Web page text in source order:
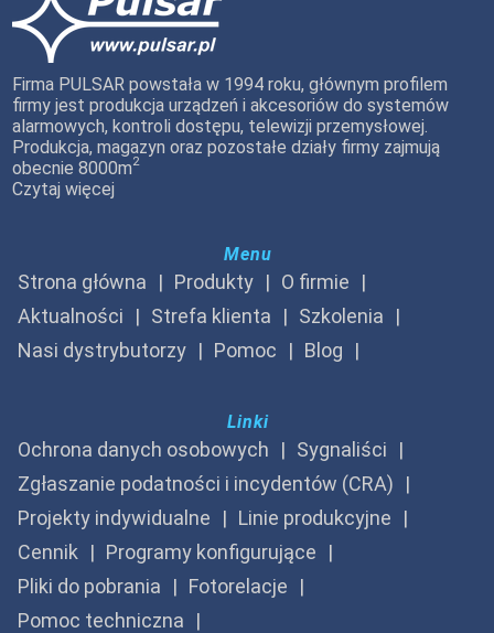
Firma PULSAR powstała w 1994 roku, głównym profilem
firmy jest produkcja urządzeń i akcesoriów do systemów
alarmowych, kontroli dostępu, telewizji przemysłowej.
Produkcja, magazyn oraz pozostałe działy firmy zajmują
obecnie 8000m2
Czytaj więcej
Menu
Strona główna Produkty
O firmie
Aktualności
Strefa klienta
Szkolenia
Nasi dystrybutorzy
Pomoc Blog
Linki
Ochrona danych osobowych
Sygnaliści
Zgłaszanie podatności i incydentów (CRA)
Projekty indywidualne
Linie produkcyjne
Cennik
Programy konfigurujące
Pliki do pobrania
Fotorelacje
Pomoc techniczna